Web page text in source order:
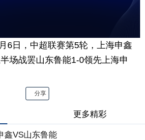
6日，中超联赛第5轮，上海申鑫
场战罢山东鲁能1-0领先上海申
分享
更多精彩
鑫VS山东鲁能